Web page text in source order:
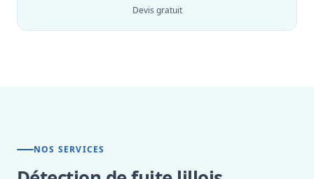
Devis gratuit
NOS SERVICES